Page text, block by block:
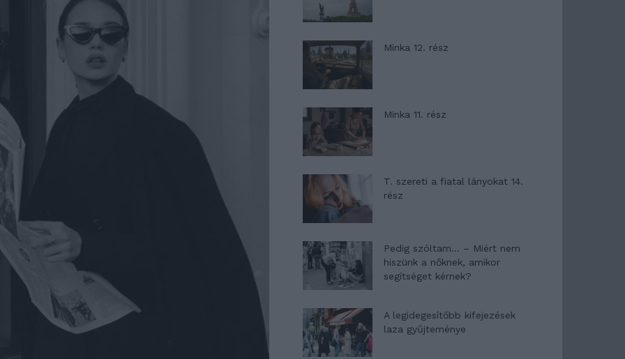
Minka 12. rész
Minka 11. rész
T. szereti a fiatal lányokat 14.
rész
Pedig szóltam… – Miért nem
hiszünk a nőknek, amikor
segítséget kérnek?
A legidegesítőbb kifejezések
laza gyűjteménye